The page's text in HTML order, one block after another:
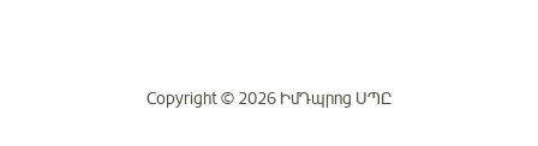
Copyright © 2026 ԻմԴպրոց ՍՊԸ